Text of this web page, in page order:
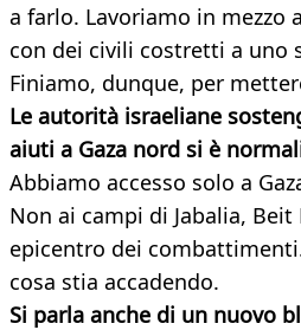
a farlo. Lavoriamo in mezzo
con dei civili costretti a uno
Finiamo, dunque, per
Le autorità israeliane
aiuti a Gaza nord si è
Abbiamo accesso solo a
Non ai campi di Jabalia, Beit
epicentro dei
cosa stia accadendo.
Si parla anche di un nuovo